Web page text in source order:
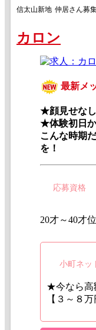
信太山新地 仲居さん募
カロン
最新メ
★顔見せな
★体験初日
こんな時期
を！
応募資格
20才～40才
小町ネッ
★今なら高
【３～８万